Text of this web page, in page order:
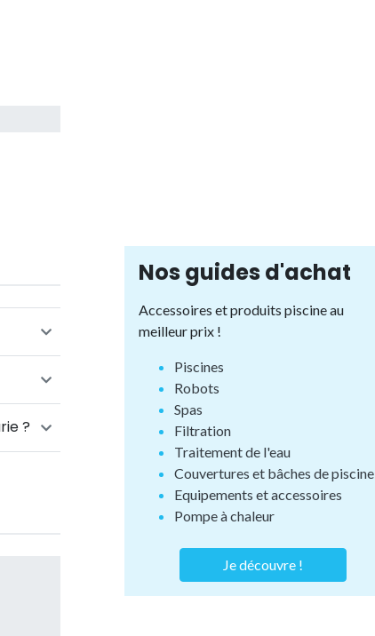
?
Nos guides d'achat
Accessoires et produits piscine au
meilleur prix !
Piscines
Robots
Spas
Filtration
Traitement de l'eau
Couvertures et bâches de piscine
Equipements et accessoires
Pompe à chaleur
Je découvre !